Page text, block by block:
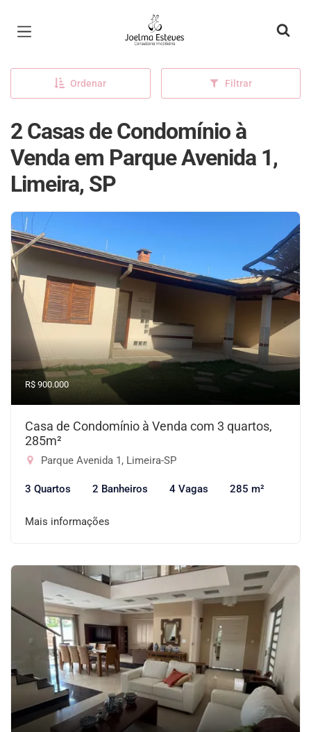
Página inicial
Ordenar Filtrar
2 Casas de Condomínio à
Venda em Parque Avenida 1,
Limeira, SP
R$ 900.000
Casa de Condomínio à Venda com 3 quartos,
285m²
Parque Avenida 1, Limeira-SP
3 Quartos 2 Banheiros 4 Vagas 285 m²
Mais informações